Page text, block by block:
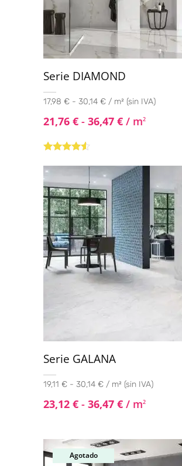
Serie DIAMOND
17,98 € - 30,14 € / m² (sin IVA)
21,76 € - 36,47 € / m2
con4.40
de 5
Serie GALANA
19,11 € - 30,14 € / m² (sin IVA)
23,12 € - 36,47 € / m2
Oferta
Agotado